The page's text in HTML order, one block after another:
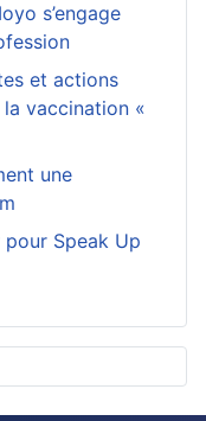
s’engage
et actions
la vaccination «
une
pour Speak Up